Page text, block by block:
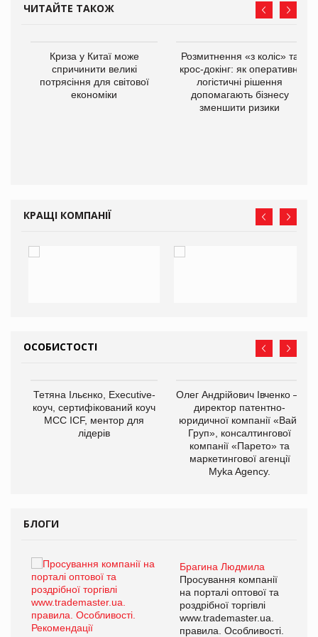
ЧИТАЙТЕ ТАКОЖ
Криза у Китаї може
спричинити великі
потрясіння для світової
економіки
Розмитнення «з коліс» та
крос-докінг: як оперативні
логістичні рішення
допомагають бізнесу
зменшити ризики
КРАЩІ КОМПАНІЇ
ОСОБИСТОСТІ
Тетяна Ільєнко, Executive-
коуч, сертифікований коуч
МСС ICF, ментор для
лідерів
Олег Андрійович Івченко —
директор патентно-
юридичної компанії «Вайз
Груп», консалтингової
компанії «Парето» та
маркетингової агенції
Myka Agency.
БЛОГИ
Брагина Людмила
Просування компанії
на порталі оптової та
роздрібної торгівлі
www.trademaster.ua.
правила. Особливості.